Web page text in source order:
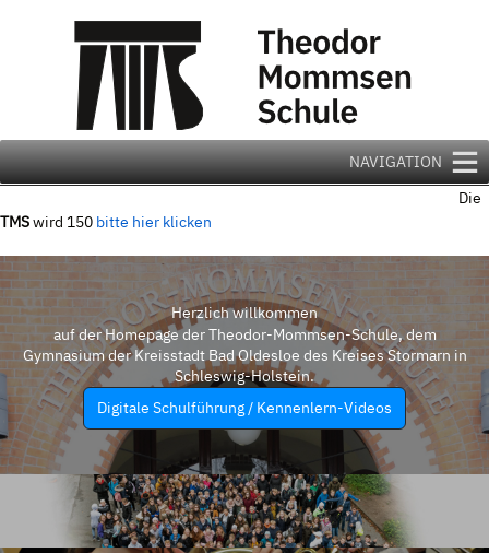
NAVIGATION
Die
TMSwird 150 bitte hier klicken
Herzlich willkommen
auf der Homepage der Theodor-Mommsen-Schule, dem
Gymnasium der Kreisstadt Bad Oldesloe des Kreises Stormarn in
Schleswig-Holstein.
Digitale Schulführung / Kennenlern-Videos